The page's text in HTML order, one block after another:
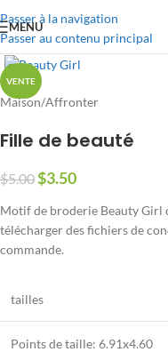
Passer à la navigation
Passer au contenu principal
MENU
VENTE
Maison/Affronter
Fille de beauté
$5.00$3.50
Motif de broderie Beauty Girl
télécharger des fichiers de
commande.
tailles
Points de taille: 6.91x4.60